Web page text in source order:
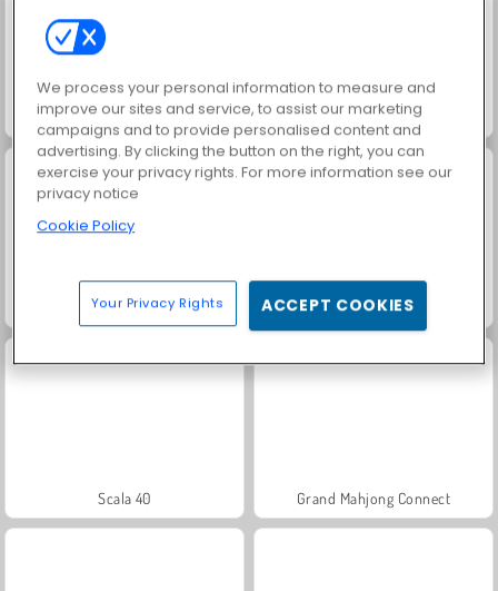
Jewel Garden Story Farm Merge Valley
Masha and the Bear: Meadows Royal Story
Scala 40 Grand Mahjong Connect
We process your personal information to measure and
improve our sites and service, to assist our marketing
campaigns and to provide personalised content and
advertising. By clicking the button on the right, you can
exercise your privacy rights. For more information see our
privacy notice
Cookie Policy
Your Privacy Rights ACCEPT COOKIES